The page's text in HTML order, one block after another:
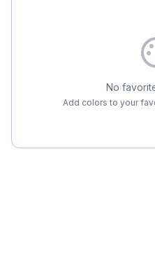
No
Add colors to your